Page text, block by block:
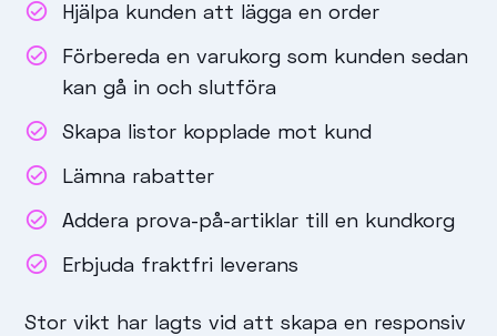
Hjälpa kunden att lägga en order
Förbereda en varukorg som kunden sedan
kan gå in och slutföra
Skapa listor kopplade mot kund
Lämna rabatter
Addera prova-på-artiklar till en kundkorg
Erbjuda fraktfri leverans
Stor vikt har lagts vid att skapa en responsiv